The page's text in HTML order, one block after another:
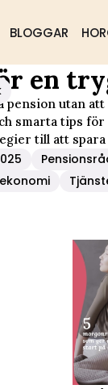
BLOGGAR
en
utan att
smarta tips
till att